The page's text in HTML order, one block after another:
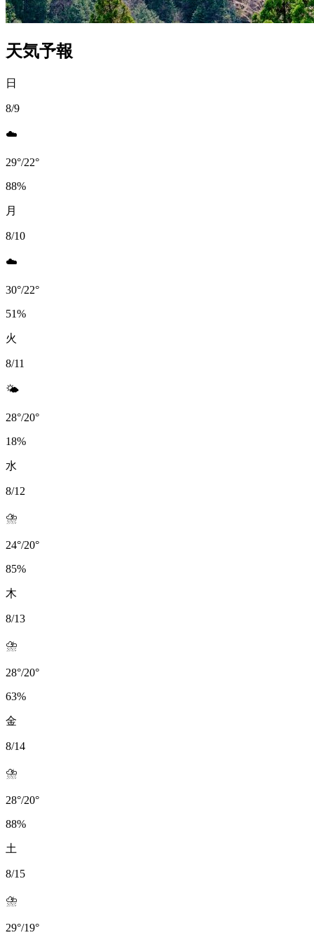
天気予報
日
8/9
☁️
29°/22°
88%
月
8/10
☁️
30°/22°
51%
火
8/11
🌤️
28°/20°
18%
水
8/12
⛈️
24°/20°
85%
木
8/13
⛈️
28°/20°
63%
金
8/14
⛈️
28°/20°
88%
土
8/15
⛈️
29°/19°